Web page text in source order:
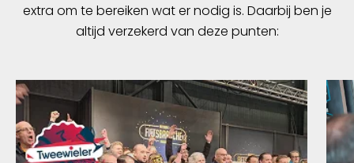
extra om te bereiken wat er nodig is. Daarbij ben je
altijd verzekerd van deze punten: